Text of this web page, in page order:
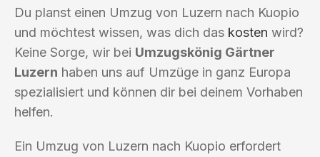
Du planst einen Umzug von Luzern nach Kuopio
und möchtest wissen, was dich das kosten wird?
Keine Sorge, wir bei Umzugskönig Gärtner
Luzern haben uns auf Umzüge in ganz Europa
spezialisiert und können dir bei deinem Vorhaben
helfen.
Ein Umzug von Luzern nach Kuopio erfordert